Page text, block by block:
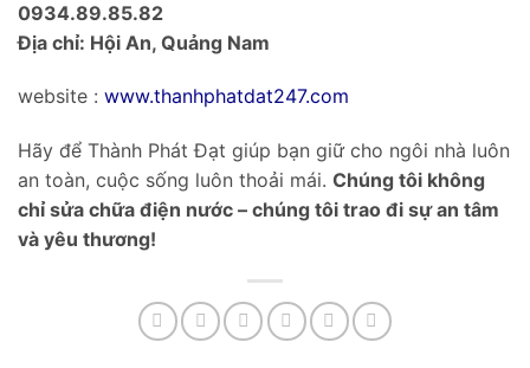
0934.89.85.82
Địa chỉ: Hội An, Quảng Nam
website : www.thanhphatdat247.com
Hãy để Thành Phát Đạt giúp bạn giữ cho ngôi nhà luôn
an toàn, cuộc sống luôn thoải mái. Chúng tôi không
chỉ sửa chữa điện nước – chúng tôi trao đi sự an tâm
và yêu thương!